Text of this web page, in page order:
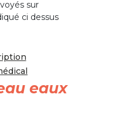
sur
ci dessus
eaux